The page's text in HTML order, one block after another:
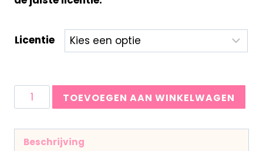
Licentie
TOEVOEGEN AAN WINKELWAGEN
Beschrijving